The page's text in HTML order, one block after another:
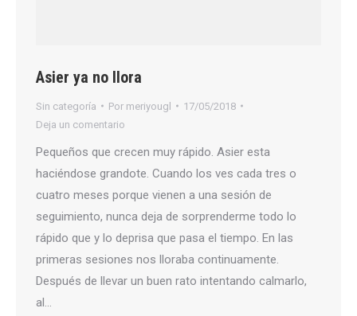
Asier ya no llora
Sin categoría Por meriyougl
17/05/2018
Deja un comentario
Pequeños que crecen muy rápido. Asier esta
haciéndose grandote. Cuando los ves cada tres o
cuatro meses porque vienen a una sesión de
seguimiento, nunca deja de sorprenderme todo lo
rápido que y lo deprisa que pasa el tiempo. En las
primeras sesiones nos lloraba continuamente.
Después de llevar un buen rato intentando calmarlo,
al…